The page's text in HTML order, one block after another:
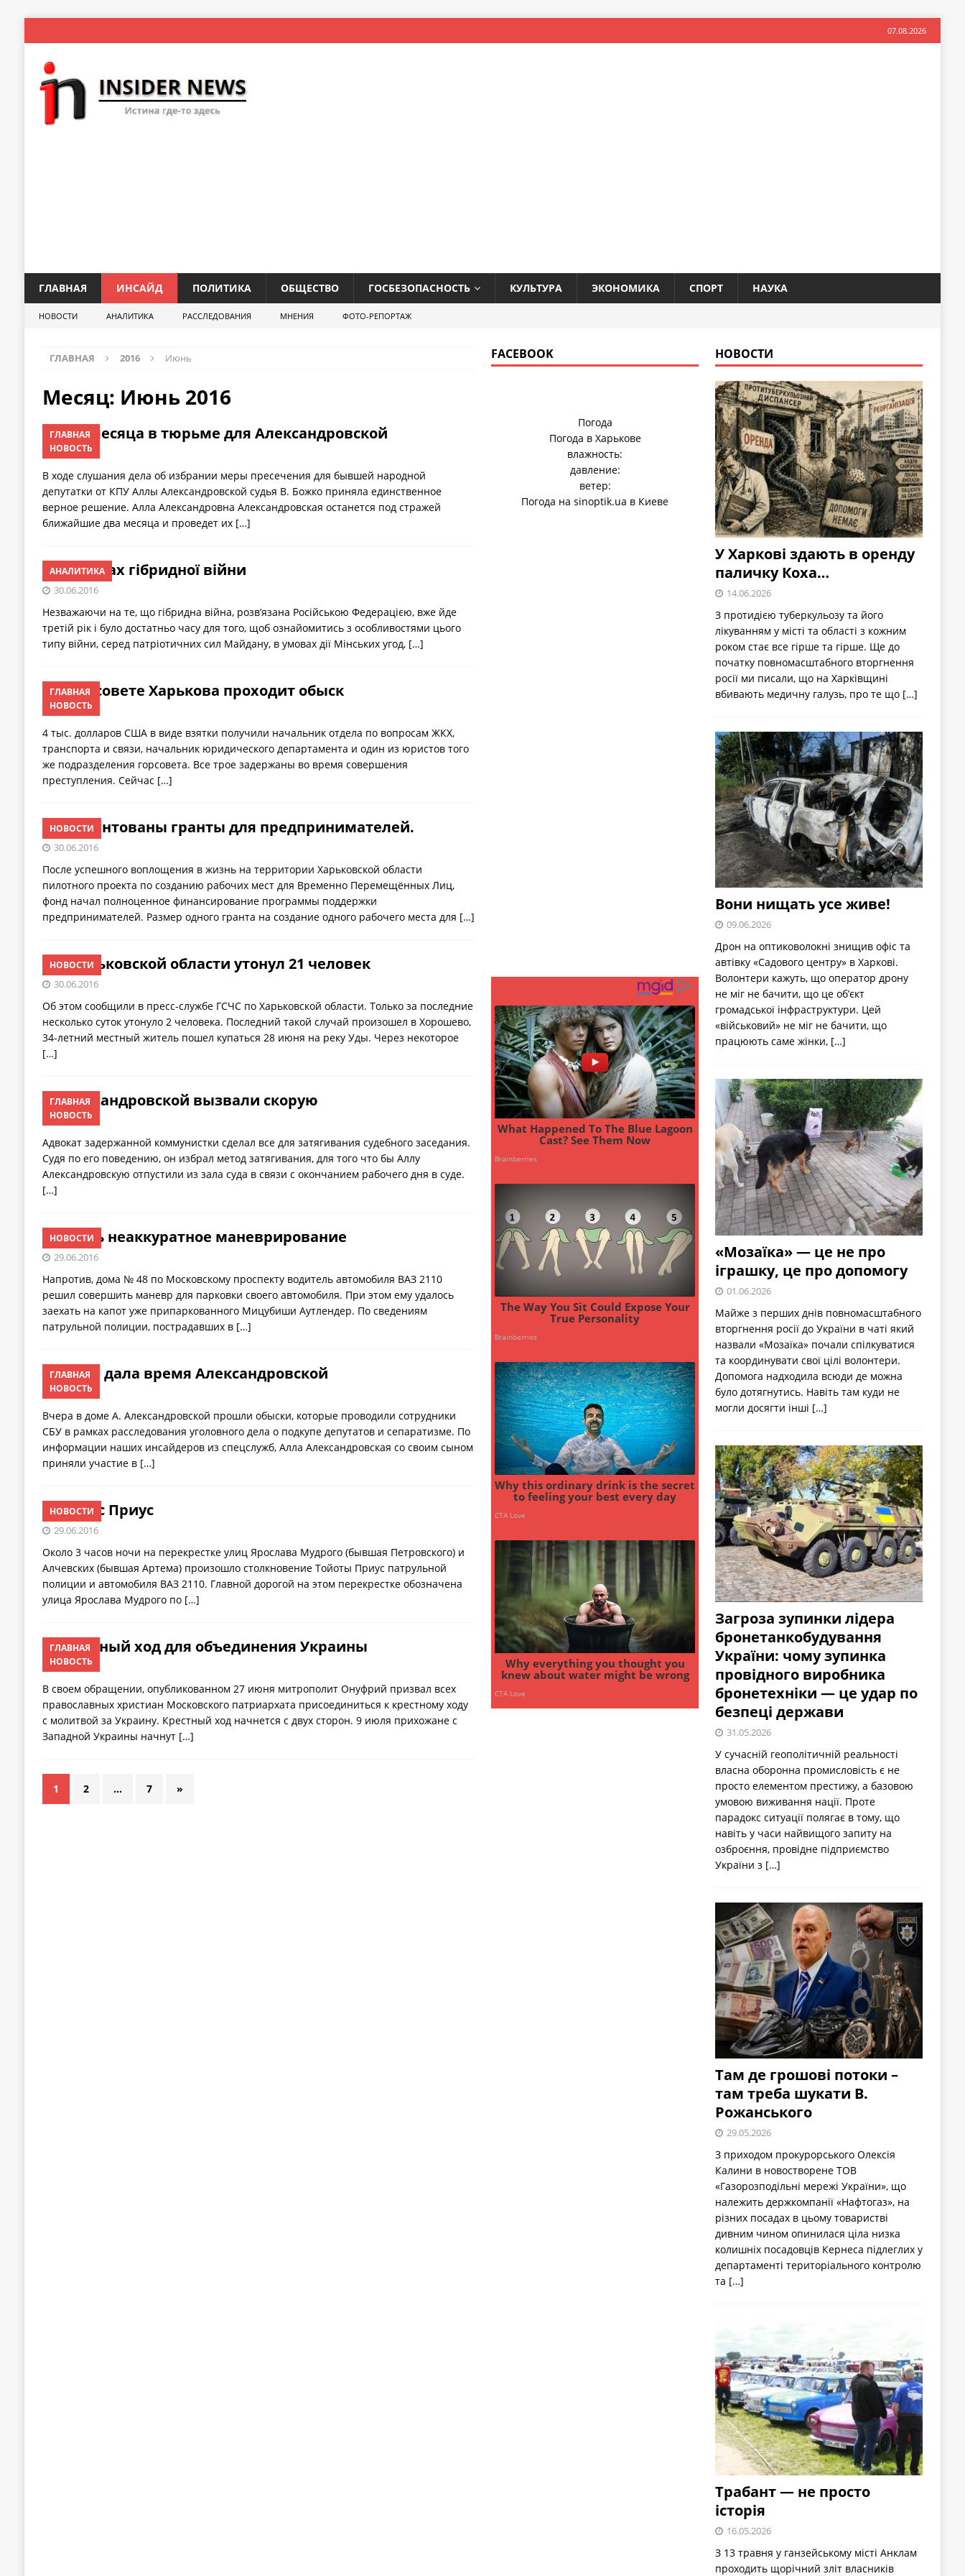
07.08.2026
ГЛАВНАЯ ИНСАЙД ПОЛИТИКА ОБЩЕСТВО ГОСБЕЗОПАСНОСТЬ КУЛЬТУРА ЭКОНОМИКА СПОРТ НАУКА
НОВОСТИ АНАЛИТИКА РАССЛЕДОВАНИЯ МНЕНИЯ ФОТО-РЕПОРТАЖ
ГЛАВНАЯ 2016 Июнь
Месяц: Июнь 2016
ГЛАВНАЯ
НОВОСТЬ
Два месяца в тюрьме для Александровской
30.06.2016
В ходе слушания дела об избрании меры пресечения для бывшей народной
депутатки от КПУ Аллы Александровской судья В. Божко приняла единственное
верное решение. Алла Александровна Александровская останется под стражей
ближайшие два месяца и проведет их […]
АНАЛИТИКА
В умовах гібридної війни
30.06.2016
Незважаючи на те, що гібридна війна, розв’язана Російською Федерацією, вже йде
третій рік і було достатньо часу для того, щоб ознайомитись з особливостями цього
типу війни, серед патріотичних сил Майдану, в умовах дії Мінських угод, […]
ГЛАВНАЯ
НОВОСТЬ
В горсовете Харькова проходит обыск
30.06.2016
4 тыс. долларов США в виде взятки получили начальник отдела по вопросам ЖКХ,
транспорта и связи, начальник юридического департамента и один из юристов того
же подразделения горсовета. Все трое задержаны во время совершения
преступления. Сейчас […]
НОВОСТИ
Презентованы гранты для предпринимателей.
30.06.2016
После успешного воплощения в жизнь на территории Харьковской области
пилотного проекта по созданию рабочих мест для Временно Перемещённых Лиц,
фонд начал полноценное финансирование программы поддержки
предпринимателей. Размер одного гранта на создание одного рабочего места для […]
НОВОСТИ
В Харьковской области утонул 21 человек
30.06.2016
Об этом сообщили в пресс-службе ГСЧС по Харьковской области. Только за последние
несколько суток утонуло 2 человека. Последний такой случай произошел в Хорошево,
34-летний местный житель пошел купаться 28 июня на реку Уды. Через некоторое
[…]
ГЛАВНАЯ
НОВОСТЬ
Александровской вызвали скорую
29.06.2016
Адвокат задержанной коммунистки сделал все для затягивания судебного заседания.
Судя по его поведению, он избрал метод затягивания, для того что бы Аллу
Александровскую отпустили из зала суда в связи с окончанием рабочего дня в суде.
[…]
НОВОСТИ
Очень неаккуратное маневрирование
29.06.2016
Напротив, дома № 48 по Московскому проспекту водитель автомобиля ВАЗ 2110
решил совершить маневр для парковки своего автомобиля. При этом ему удалось
заехать на капот уже припаркованного Мицубиши Аутлендер. По сведениям
патрульной полиции, пострадавших в […]
ГЛАВНАЯ
НОВОСТЬ
Судья дала время Александровской
29.06.2016
Вчера в доме А. Александровской прошли обыски, которые проводили сотрудники
СБУ в рамках расследования уголовного дела о подкупе депутатов и сепаратизме. По
информации наших инсайдеров из спецслужб, Алла Александровская со своим сыном
приняли участие в […]
НОВОСТИ
Минус Приус
29.06.2016
Около 3 часов ночи на перекрестке улиц Ярослава Мудрого (бывшая Петровского) и
Алчевских (бывшая Артема) произошло столкновение Тойоты Приус патрульной
полиции и автомобиля ВАЗ 2110. Главной дорогой на этом перекрестке обозначена
улица Ярослава Мудрого по […]
ГЛАВНАЯ
НОВОСТЬ
Крестный ход для объединения Украины
29.06.2016
В своем обращении, опубликованном 27 июня митрополит Онуфрий призвал всех
православных христиан Московского патриархата присоединиться к крестному ходу
с молитвой за Украину. Крестный ход начнется с двух сторон. 9 июля прихожане с
Западной Украины начнут […]
1 2 … 7 »
FACEBOOK
Погода
Погода в Харькове
влажность:
давление:
ветер:
Погода наsinoptik.ua в Киеве
НОВОСТИ
У Харкові здають в оренду
паличку Коха…
14.06.2026
З протидією туберкульозу та його
лікуванням у місті та області з кожним
роком стає все гірше та гірше. Ще до
початку повномасштабного вторгнення
росії ми писали, що на Харківщині
вбивають медичну галузь, про те що […]
Вони нищать усе живе!
09.06.2026
Дрон на оптиковолокні знищив офіс та
автівку «Садового центру» в Харкові.
Волонтери кажуть, що оператор дрону
не міг не бачити, що це об’єкт
громадської інфраструктури. Цей
«військовий» не міг не бачити, що
працюють саме жінки, […]
«Мозаїка» — це не про
іграшку, це про допомогу
01.06.2026
Майже з перших днів повномасштабного
вторгнення росії до України в чаті який
назвали «Мозаїка» почали спілкуватися
та координувати свої цілі волонтери.
Допомога надходила всюди де можна
було дотягнутись. Навіть там куди не
могли досягти інші […]
Загроза зупинки лідера
бронетанкобудування
України: чому зупинка
провідного виробника
бронетехніки — це удар по
безпеці держави
31.05.2026
У сучасній геополітичній реальності
власна оборонна промисловість є не
просто елементом престижу, а базовою
умовою виживання нації. Проте
парадокс ситуації полягає в тому, що
навіть у часи найвищого запиту на
озброєння, провідне підприємство
України з […]
Там де грошові потоки –
там треба шукати В.
Рожанського
29.05.2026
З приходом прокурорського Олексія
Калини в новостворене ТОВ
«Газорозподільні мережі України», що
належить держкомпанії «Нафтогаз», на
різних посадах в цьому товаристві
дивним чином опинилася ціла низка
колишніх посадовців Кернеса підлеглих у
департаменті територіального контролю
та […]
Трабант — не просто
історія
16.05.2026
З 13 травня у ганзейському місті Анклам
проходить щорічний зліт власників